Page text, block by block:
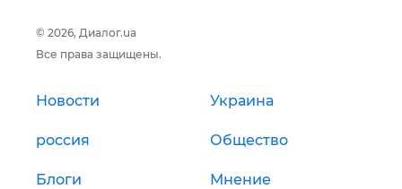
© 2026, Диалог.ua
Все права защищены.
Новости Украина
россия Общество
Блоги Мнение